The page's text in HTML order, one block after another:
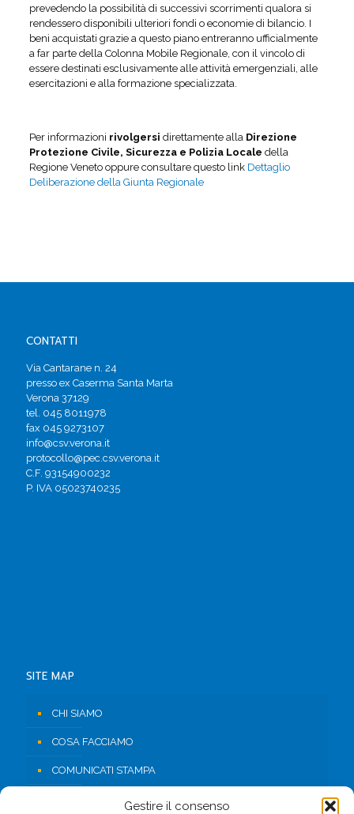
Gestire il consenso
prevedendo la possibilità di successivi scorrimenti qualora si
rendessero disponibili ulteriori fondi o economie di bilancio. I
beni acquistati grazie a questo piano entreranno ufficialmente
a far parte della Colonna Mobile Regionale, con il vincolo di
essere destinati esclusivamente alle attività emergenziali, alle
esercitazioni e alla formazione specializzata.
Per informazioni rivolgersi direttamente alla Direzione
Protezione Civile, Sicurezza e Polizia Locale della
Regione Veneto oppure consultare questo link Dettaglio
Deliberazione della Giunta Regionale
CONTATTI
Via Cantarane n. 24
presso ex Caserma Santa Marta
Verona 37129
tel. 045 8011978
fax 045 9273107
info@csv.verona.it
protocollo@pec.csv.verona.it
C.F. 93154900232
P. IVA 05023740235
SITE MAP
CHI SIAMO
COSA FACCIAMO
COMUNICATI STAMPA